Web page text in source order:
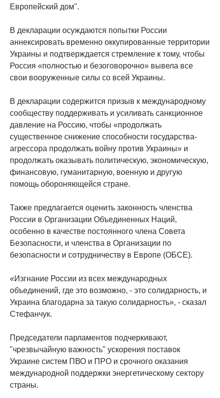
Европейский дом".
В декларации осуждаются попытки России
аннексировать временно оккупированные территории
Украины и подтверждается стремление к тому, чтобы
Россия «полностью и безоговорочно» вывела все
свои вооруженные силы со всей Украины.
В декларации содержится призыв к международному
сообществу поддерживать и усиливать санкционное
давление на Россию, чтобы «продолжать
существенное снижение способности государства-
агрессора продолжать войну против Украины» и
продолжать оказывать политическую, экономическую,
финансовую, гуманитарную, военную и другую
помощь обороняющейся стране.
Также предлагается оценить законность членства
России в Организации Объединенных Наций,
особенно в качестве постоянного члена Совета
Безопасности, и членства в Организации по
безопасности и сотрудничеству в Европе (ОБСЕ).
«Изгнание России из всех международных
объединений, где это возможно, - это солидарность, и
Украина благодарна за такую ​​солидарность», - сказал
Стефанчук.
Председатели парламентов подчеркивают,
"чрезвычайную важность" ускорения поставок
Украине систем ПВО и ПРО и срочного оказания
международной поддержки энергетическому сектору
страны.